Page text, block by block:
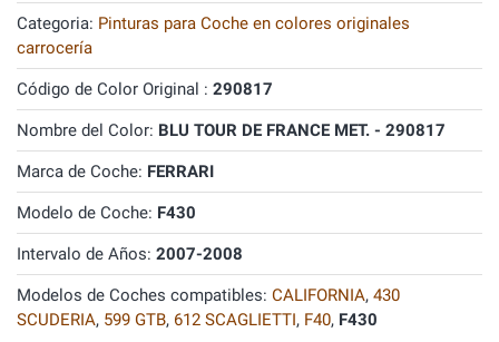
Categoria: Pinturas para Coche en colores originales
carrocería
Código de Color Original : 290817
Nombre del Color: BLU TOUR DE FRANCE MET. - 290817
Marca de Coche: FERRARI
Modelo de Coche: F430
Intervalo de Años: 2007-2008
Modelos de Coches compatibles: CALIFORNIA, 430
SCUDERIA, 599 GTB, 612 SCAGLIETTI, F40, F430